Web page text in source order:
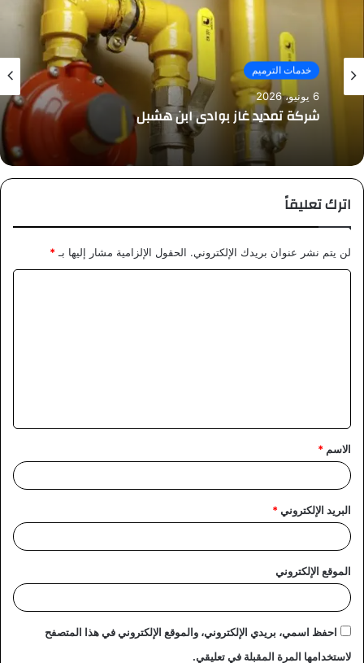
خدمات الترميم
6 يونيو، 2026
شركة تمديد غاز بوادي ابن هشبل
اترك تعليقاً
لن يتم نشر عنوان بريدك الإلكتروني. الحقول الإلزامية مشار إليها بـ*
ق
*
الاسم *
البريد الإلكتروني*
الموقع الإلكتروني
احفظ اسمي، بريدي الإلكتروني، والموقع الإلكتروني في هذا المتصفح
لاستخدامها المرة المقبلة في تعليقي.